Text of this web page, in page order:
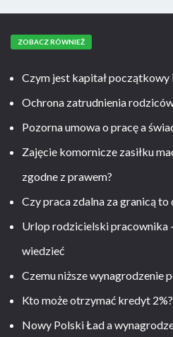
ZOBACZ RÓWNIEŻ
Czym jest kapitał początkowy
Ochrona zatrudnienia
Pozorna umowa o pracę a
Zajęcie komornicze zasiłku
zgodne z prawem?
Czy praca zdalna za granicą to
Urlop rodzicielski pracownika
wiedzieć
Czemu niższe wynagrodzenie
Kto może otrzymać kredyt 2%?
Nowy Polski Ład a